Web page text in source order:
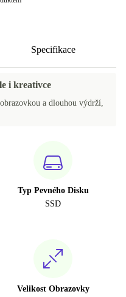
Specifikace
i kreativce
a dlouhou výdrží,
Typ Pevného Disku
SSD
Velikost Obrazovky